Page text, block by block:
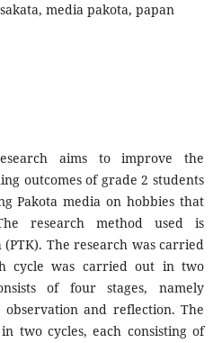
media pakota, papan
aims to improve the
outcomes of grade 2 students
Pakota media on hobbies that
research method used is
(PTK). The research was carried
cycle was carried out in two
of four stages, namely
and reflection. The
two cycles, each consisting of